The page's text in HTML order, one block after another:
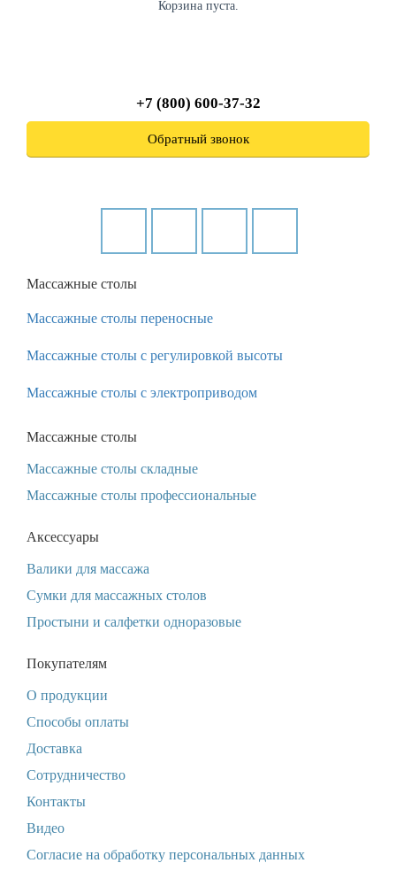
Корзина пуста.
+7 (800) 600-37-32
Обратный звонок
Массажные столы
Массажные столы переносные
Массажные столы с регулировкой высоты
Массажные столы с электроприводом
Массажные столы
Массажные столы складные
Массажные столы профессиональные
Аксессуары
Валики для массажа
Сумки для массажных столов
Простыни и салфетки одноразовые
Покупателям
О продукции
Способы оплаты
Доставка
Сотрудничество
Контакты
Видео
Согласие на обработку персональных данных